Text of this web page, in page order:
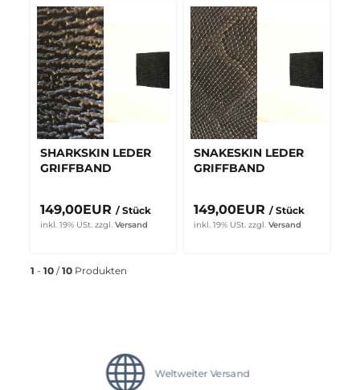
SHARKSKIN LEDER
GRIFFBAND
149,00EUR / Stück
inkl. 19% USt. zzgl. Versand
SNAKESKIN LEDER
GRIFFBAND
149,00EUR / Stück
inkl. 19% USt. zzgl. Versand
1 - 10 /10 Produkten